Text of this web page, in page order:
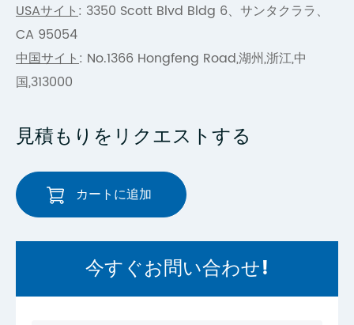
USAサイト: 3350 Scott Blvd Bldg 6、サンタクララ、
CA 95054
中国サイト: No.1366 Hongfeng Road,湖州,浙江,中
国,313000
見積もりをリクエストする
カートに追加
今すぐお問い合わせ!